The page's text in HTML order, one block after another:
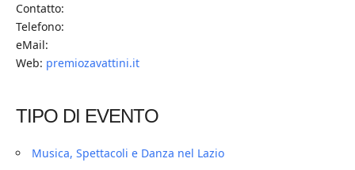
Contatto:
Telefono:
eMail:
Web: premiozavattini.it
TIPO DI EVENTO
Musica, Spettacoli e Danza nel Lazio